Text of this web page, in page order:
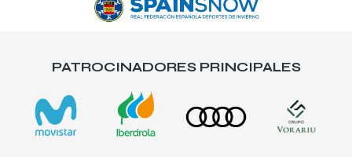
PATROCINADORES PRINCIPALES